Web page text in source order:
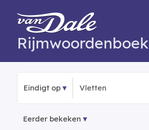
Rijmwoordenboek
Eindigt op
Eerder bekeken